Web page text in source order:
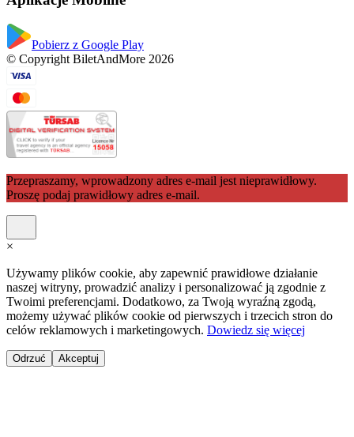
Pobierz z Google Play
© Copyright BiletAndMore 2026
Przepraszamy, wprowadzony adres e-mail jest nieprawidłowy.
Proszę podaj prawidłowy adres e-mail.
×
Używamy plików cookie, aby zapewnić prawidłowe działanie
naszej witryny, prowadzić analizy i personalizować ją zgodnie z
Twoimi preferencjami. Dodatkowo, za Twoją wyraźną zgodą,
możemy używać plików cookie od pierwszych i trzecich stron do
celów reklamowych i marketingowych. Dowiedz się więcej
Odrzuć Akceptuj